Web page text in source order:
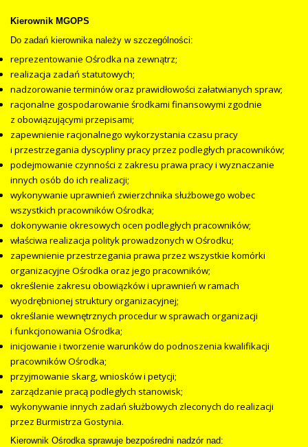
Kierownik MGOPS
Do zadań kierownika należy w szczególności:
reprezentowanie Ośrodka na zewnątrz;
realizacja zadań statutowych;
nadzorowanie terminów oraz prawidłowości załatwianych spraw;
racjonalne gospodarowanie środkami finansowymi zgodnie
z obowiązującymi przepisami;
zapewnienie racjonalnego wykorzystania czasu pracy
i przestrzegania dyscypliny pracy przez podległych pracowników;
podejmowanie czynności z zakresu prawa pracy i wyznaczanie
innych osób do ich realizacji;
wykonywanie uprawnień zwierzchnika służbowego wobec
wszystkich pracowników Ośrodka;
dokonywanie okresowych ocen podległych pracowników;
właściwa realizacja polityk prowadzonych w Ośrodku;
zapewnienie przestrzegania prawa przez wszystkie komórki
organizacyjne Ośrodka oraz jego pracowników;
określenie zakresu obowiązków i uprawnień w ramach
wyodrębnionej struktury organizacyjnej;
określanie wewnętrznych procedur w sprawach organizacji
i funkcjonowania Ośrodka;
inicjowanie i tworzenie warunków do podnoszenia kwalifikacji
pracowników Ośrodka;
przyjmowanie skarg, wniosków i petycji;
zarządzanie pracą podległych stanowisk;
wykonywanie innych zadań służbowych zleconych do realizacji
przez Burmistrza Gostynia.
Kierownik Ośrodka sprawuje bezpośredni nadzór nad: